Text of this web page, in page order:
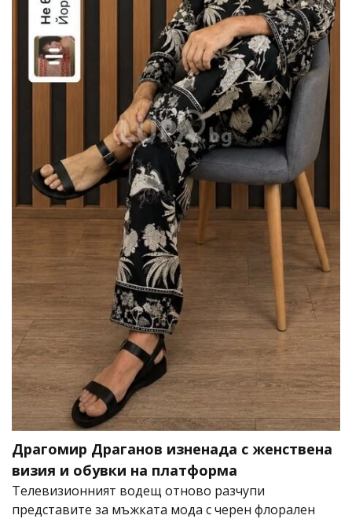
Драгомир Драганов изненада с женствена
визия и обувки на платформа
Телевизионният водещ отново разчупи
представите за мъжката мода с черен флорален